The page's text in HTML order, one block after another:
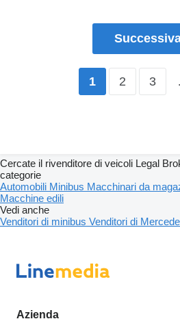
1 2 3
Cercate il rivenditore di veicoli Legal
categorie
Automobili Minibus Macchinari da
Macchine edili
Vedi anche
Venditori di minibus Venditori di
Azienda